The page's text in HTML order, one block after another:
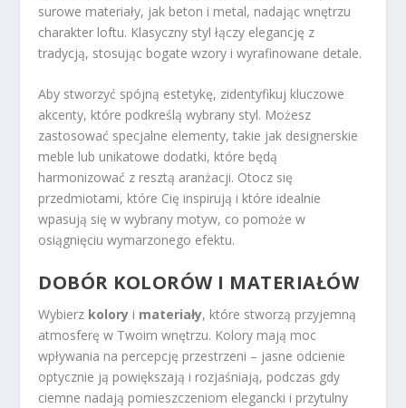
surowe materiały, jak beton i metal, nadając wnętrzu
charakter loftu. Klasyczny styl łączy elegancję z
tradycją, stosując bogate wzory i wyrafinowane detale.
Aby stworzyć spójną estetykę, zidentyfikuj kluczowe
akcenty, które podkreślą wybrany styl. Możesz
zastosować specjalne elementy, takie jak designerskie
meble lub unikatowe dodatki, które będą
harmonizować z resztą aranżacji. Otocz się
przedmiotami, które Cię inspirują i które idealnie
wpasują się w wybrany motyw, co pomoże w
osiągnięciu wymarzonego efektu.
DOBÓR KOLORÓW I MATERIAŁÓW
Wybierz kolory i materiały, które stworzą przyjemną
atmosferę w Twoim wnętrzu. Kolory mają moc
wpływania na percepcję przestrzeni – jasne odcienie
optycznie ją powiększają i rozjaśniają, podczas gdy
ciemne nadają pomieszczeniom elegancki i przytulny